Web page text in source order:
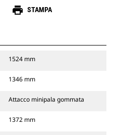
print STAMPA
1524 mm
1346 mm
Attacco minipala gommata
1372 mm